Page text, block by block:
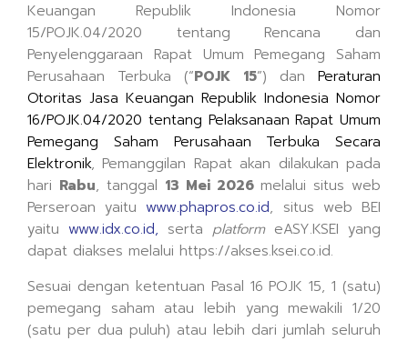
Keuangan Republik Indonesia Nomor
15/POJK.04/2020 tentang Rencana dan
Penyelenggaraan Rapat Umum Pemegang Saham
Perusahaan Terbuka (“POJK 15”) danPeraturan
Otoritas Jasa Keuangan Republik Indonesia Nomor
16/POJK.04/2020 tentang Pelaksanaan Rapat Umum
Pemegang Saham Perusahaan Terbuka Secara
Elektronik, Pemanggilan Rapat akan dilakukan pada
hari Rabu, tanggal 13 Mei 2026 melalui situs web
Perseroan yaituwww.phapros.co.id, situs web BEI
yaitu www.idx.co.id, serta platform eASY.KSEI yang
dapat diakses melalui https://akses.ksei.co.id.
Sesuai dengan ketentuan Pasal 16 POJK 15, 1 (satu)
pemegang saham atau lebih yang mewakili 1/20
(satu per dua puluh) atau lebih dari jumlah seluruh